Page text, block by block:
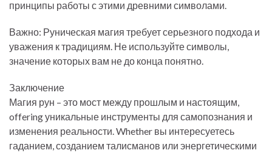
принципы работы с этими древними символами.
Важно: Руническая магия требует серьезного подхода и
уважения к традициям. Не используйте символы,
значение которых вам не до конца понятно.
Заключение
Магия рун – это мост между прошлым и настоящим,
offering уникальные инструменты для самопознания и
изменения реальности. Whether вы интересуетесь
гаданием, созданием талисманов или энергетическими